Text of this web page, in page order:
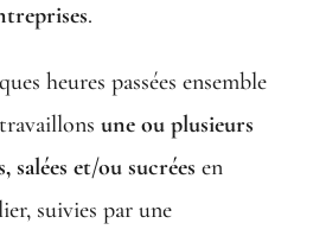
.
heures passées ensemble
une ou plusieurs
salées et/ou sucrées en
suivies par une